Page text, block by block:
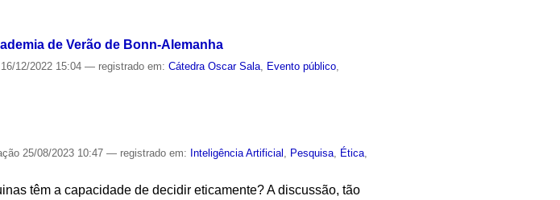
de Verão de Bonn-Alemanha
16/12/2022 15:04— registrado em:Cátedra Oscar Sala, Evento público,
25/08/2023 10:47— registrado em: Inteligência Artificial Pesquisa Ética
têm a capacidade de decidir eticamente? A discussão, tão